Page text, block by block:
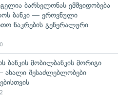
ბარსელონას ემშვიდობება
ბანკი — ეროვნული
ნაკრების გენერალური
ბანკის მობილბანკის მორიგი
ახალი შესაძლებლობები